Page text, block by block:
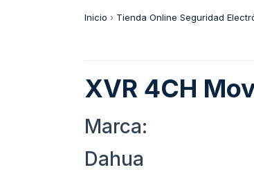
Inicio › Tienda Online Seguridad
XVR 4CH
Marca:
Dahua